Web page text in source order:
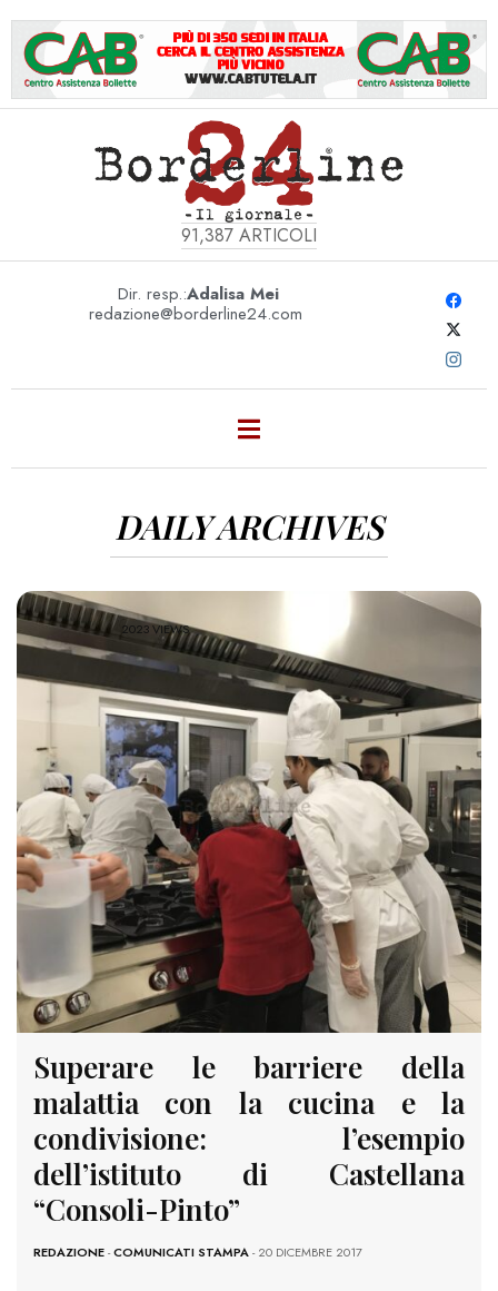
91,387 ARTICOLI
Dir. resp.:Adalisa Mei
redazione@borderline24.com
DAILY ARCHIVES
2023 VIEWS
Superare le barriere della
malattia con la cucina e la
condivisione: l’esempio
dell’istituto di Castellana
“Consoli-Pinto”
REDAZIONE-COMUNICATI STAMPA- 20 DICEMBRE 2017